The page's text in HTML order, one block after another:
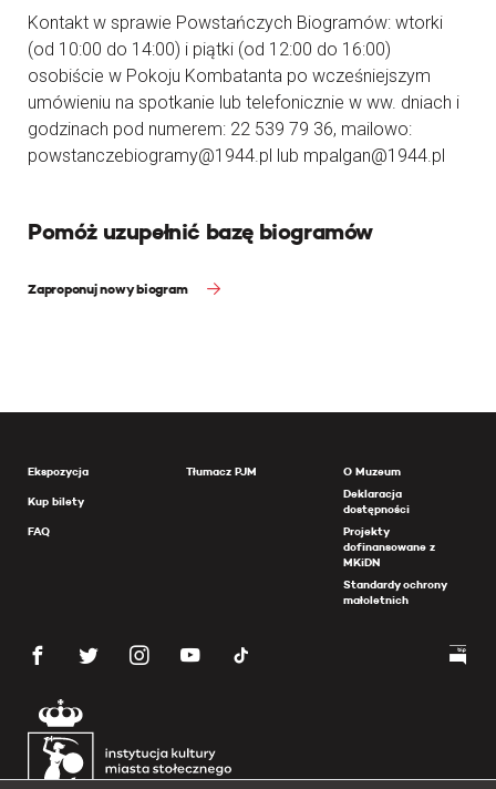
Kontakt w sprawie Powstańczych Biogramów: wtorki
(od 10:00 do 14:00) i piątki (od 12:00 do 16:00)
osobiście w Pokoju Kombatanta po wcześniejszym
umówieniu na spotkanie lub telefonicznie w ww. dniach i
godzinach pod numerem: 22 539 79 36, mailowo:
powstanczebiogramy@1944.pl lub mpalgan@1944.pl
Pomóż uzupełnić bazę biogramów
Zaproponuj nowy biogram
Ekspozycja
Kup bilety
FAQ
Tłumacz PJM
O Muzeum
Deklaracja
dostępności
Projekty
dofinansowane z
MKiDN
Standardy ochrony
małoletnich